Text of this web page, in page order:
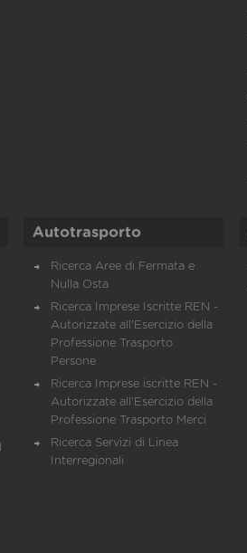
Autotrasporto
Ricerca Aree di Fermata e
Nulla Osta
Ricerca Imprese Iscritte REN -
Autorizzate all'Esercizio della
Professione Trasporto
Persone
Ricerca Imprese iscritte REN -
Autorizzate all'Esercizio della
Professione Trasporto Merci
Ricerca Servizi di Linea
Interregionali